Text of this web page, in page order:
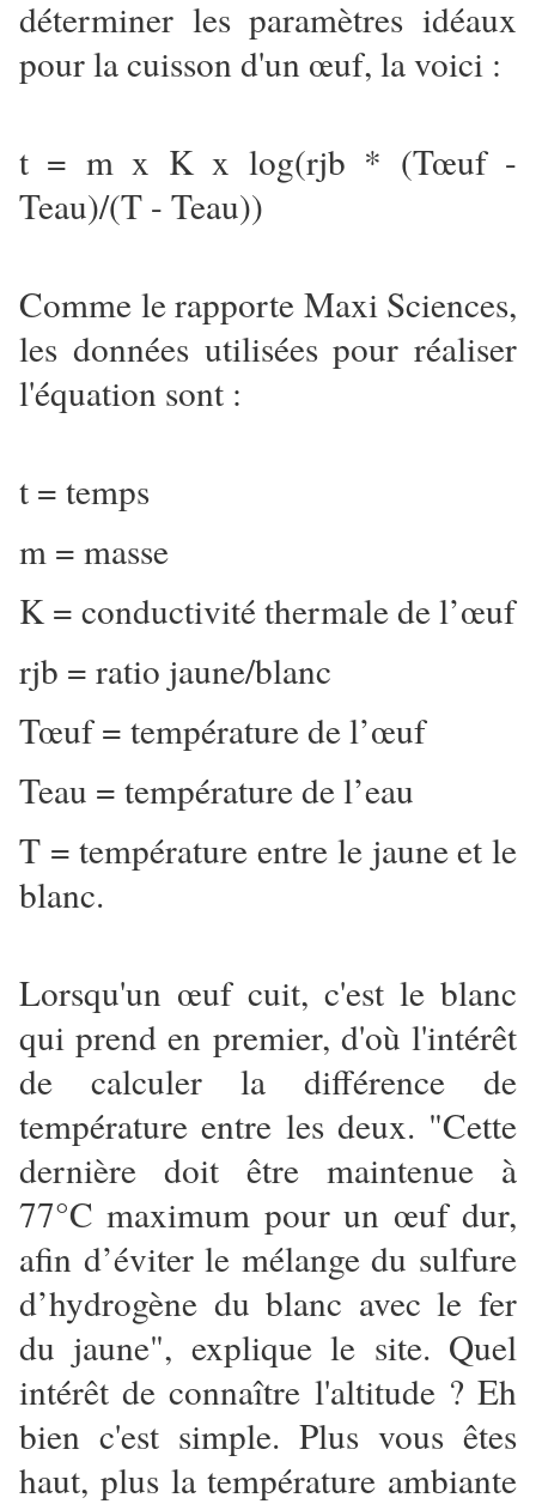
déterminer les paramètres idéaux
pour la cuisson d'un œuf, la voici :
t = m x K x log(rjb * (Tœuf -
Teau)/(T - Teau))
Comme le rapporte Maxi Sciences,
les données utilisées pour réaliser
l'équation sont :
t = temps
m = masse
K = conductivité thermale de l’œuf
rjb = ratio jaune/blanc
Tœuf = température de l’œuf
Teau = température de l’eau
T = température entre le jaune et le
blanc.
Lorsqu'un œuf cuit, c'est le blanc
qui prend en premier, d'où l'intérêt
de calculer la différence de
température entre les deux. "Cette
dernière doit être maintenue à
77°C maximum pour un œuf dur,
afin d’éviter le mélange du sulfure
d’hydrogène du blanc avec le fer
du jaune", explique le site. Quel
intérêt de connaître l'altitude ? Eh
bien c'est simple. Plus vous êtes
haut, plus la température ambiante